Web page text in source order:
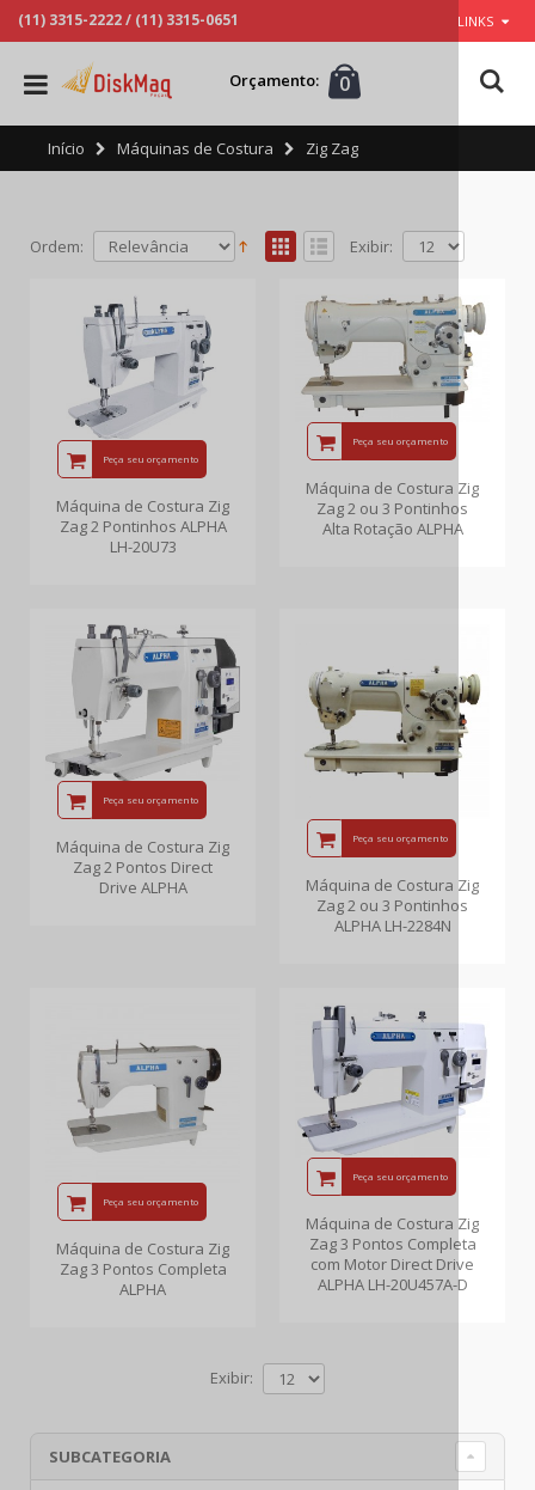
LINKS
(11) 3315-2222/ (11) 3315-0651
0
Orçamento:
Início Máquinas de Costura Zig Zag
Ordem: Exibir:
Peça seu orçamento
Máquina de Costura Zig
Zag 2 Pontinhos ALPHA
LH-20U73
Peça seu orçamento
Máquina de Costura Zig
Zag 2 ou 3 Pontinhos
Alta Rotação ALPHA
Peça seu orçamento
Máquina de Costura Zig
Zag 2 Pontos Direct
Drive ALPHA
Peça seu orçamento
Máquina de Costura Zig
Zag 2 ou 3 Pontinhos
ALPHA LH-2284N
Peça seu orçamento
Máquina de Costura Zig
Zag 3 Pontos Completa
ALPHA
Peça seu orçamento
Máquina de Costura Zig
Zag 3 Pontos Completa
com Motor Direct Drive
ALPHA LH-20U457A-D
Exibir:
SUBCATEGORIA